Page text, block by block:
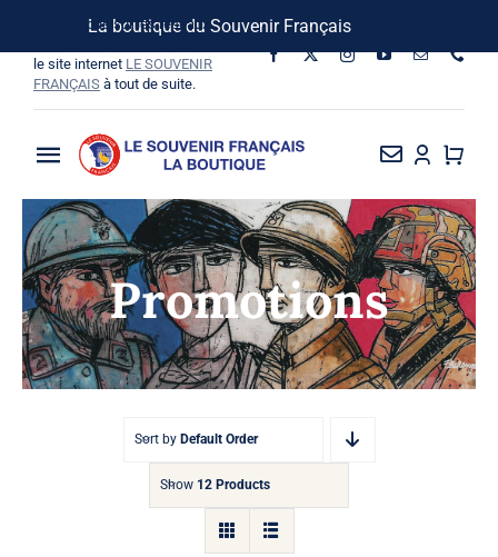
La boutique du Souvenir Français
contenu
Suivez-nous sur les réseaux
le site internet LE SOUVENIR
FRANÇAIS à tout de suite.
Toggle
Navigation
La Boutique
Vins SF-Bardins
Boîte à idées
Promotions
Sort by Default Order
Show 12 Products